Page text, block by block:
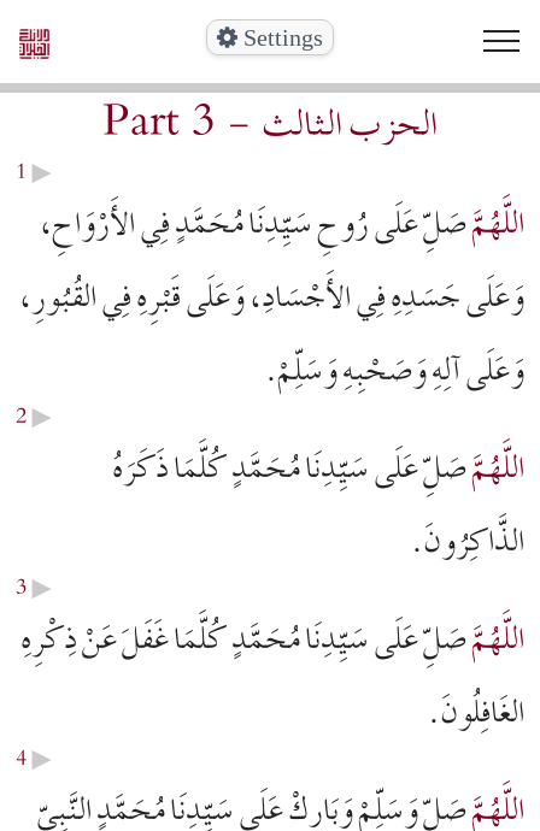
Settings
Part 3 - الحزب الثالث
1▶︎
اللَّهُمَّصَلِّ عَلَى رُوحِ سَيِّدِنَا مُحَمَّدٍ فِي الأَرْوَاحِ،
وَعَلَى جَسَدِهِ فِي الأَجْسَادِ، وَعَلَى قَبْرِهِ فِي القُبُورِ،
وَعَلَى آلِهِ وَصَحْبِهِ وَسَلِّمْ.
2▶︎
اللَّهُمَّصَلِّ عَلَى سَيِّدِنَا مُحَمَّدٍ كُلَّمَا ذَكَرَهُ
الذَّاكِرُونَ.
3▶︎
اللَّهُمَّصَلِّ عَلَى سَيِّدِنَا مُحَمَّدٍ كُلَّمَا غَفَلَ عَنْ ذِكْرِهِ
الغَافِلُونَ.
4▶︎
اللَّهُمَّصَلِّ وَسَلِّمْ وَبَارِكْ عَلَى سَيِّدِنَا مُحَمَّدٍ النَّبِيِّ